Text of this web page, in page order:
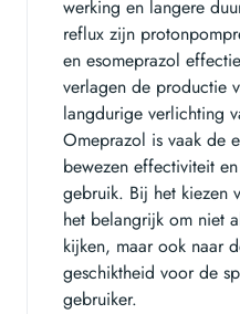
werking en langere
reflux zijn
en esomeprazol
verlagen de productie
langdurige verlichting
Omeprazol is vaak de
bewezen effectiviteit
gebruik. Bij het kiezen
het belangrijk om niet
kijken, maar ook naar
geschiktheid voor de
gebruiker.